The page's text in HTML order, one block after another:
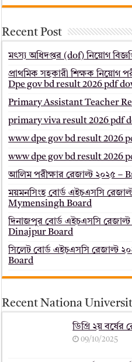
Recent Post
মৎস্য অধিদপ্তর (dof) নিয়োগ
প্রাথমিক সহকারী শিক্ষক নিয়োগ
Dpe gov bd result 2026 pdf
Primary Assistant Teacher
primary viva result 2026 pdf
www dpe gov bd result 2026
www dpe gov bd result 2026
আলিম পরীক্ষার রেজাল্ট ২০২৫ –
ময়মনসিংহ বোর্ড এইচএসসি
Mymensingh Board
দিনাজপুর বোর্ড এইচএসসি
Dinajpur Board
সিলেট বোর্ড এইচএসসি রেজাল্ট
Board
Recent Nationa
ডিগ্রি ২য় বর্ষের
09/10/2025